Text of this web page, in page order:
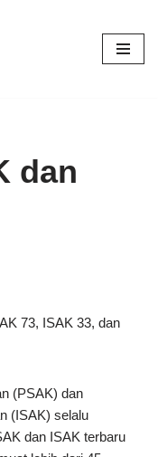
dan
73, ISAK 33, dan
(PSAK) dan
(ISAK) selalu
dan ISAK terbaru